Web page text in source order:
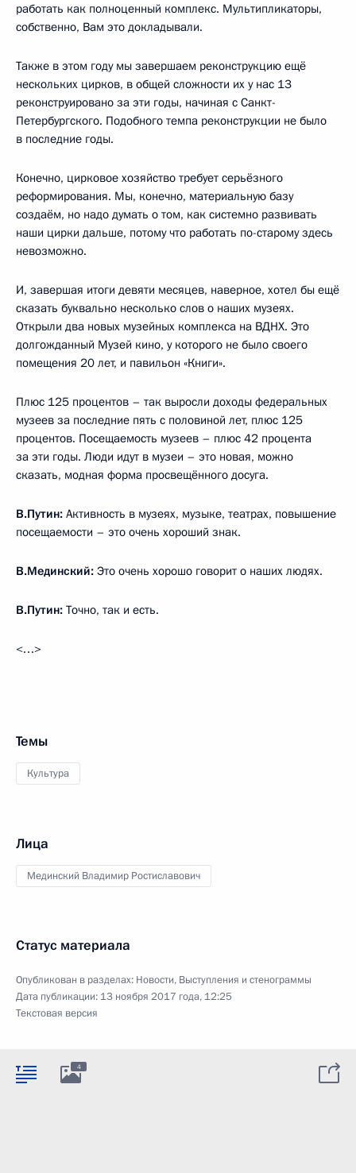
работать как полноценный комплекс. Мультипликаторы,
собственно, Вам это докладывали.
Также в этом году мы завершаем реконструкцию ещё
нескольких цирков, в общей сложности их у нас 13
реконструировано за эти годы, начиная с Санкт-
Петербургского. Подобного темпа реконструкции не было
в последние годы.
Конечно, цирковое хозяйство требует серьёзного
реформирования. Мы, конечно, материальную базу
создаём, но надо думать о том, как системно развивать
наши цирки дальше, потому что работать по-старому здесь
невозможно.
И, завершая итоги девяти месяцев, наверное, хотел бы ещё
сказать буквально несколько слов о наших музеях.
Открыли два новых музейных комплекса на ВДНХ. Это
долгожданный Музей кино, у которого не было своего
помещения 20 лет, и павильон «Книги».
Плюс 125 процентов – так выросли доходы федеральных
музеев за последние пять с половиной лет, плюс 125
процентов. Посещаемость музеев – плюс 42 процента
за эти годы. Люди идут в музеи – это новая, можно
сказать, модная форма просвещённого досуга.
В.Путин: Активность в музеях, музыке, театрах, повышение
посещаемости – это очень хороший знак.
В.Мединский: Это очень хорошо говорит о наших людях.
В.Путин: Точно, так и есть.
<…>
Темы
Культура
Лица
Мединский Владимир Ростиславович
Статус материала
Опубликован в разделах: Новости, Выступления и стенограммы
Дата публикации: 13 ноября 2017 года, 12:25
Текстовая версия
4